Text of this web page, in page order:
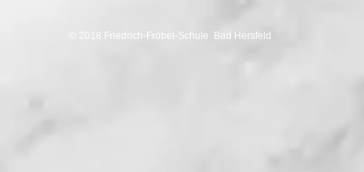
© 2018 Friedrich-Fröbel-Schule